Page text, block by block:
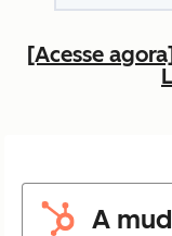
[Acesse
A